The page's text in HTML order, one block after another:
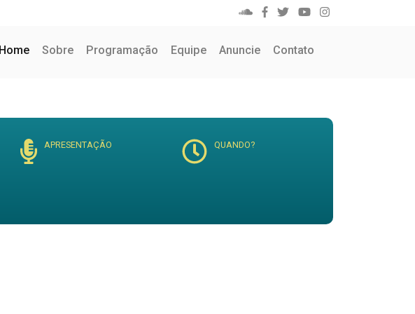
Home(current)
Sobre Programação Equipe Anuncie Contato
APRESENTAÇÃO QUANDO?